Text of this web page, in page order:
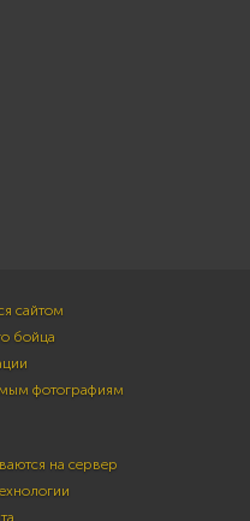
сайтом
бойца
фотографиям
на сервер